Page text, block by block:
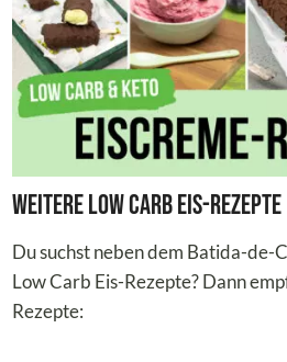
Weitere Low Carb Eis-Rezepte
Du suchst neben dem Batida-de-
Low Carb Eis-Rezepte? Dann
Rezepte: